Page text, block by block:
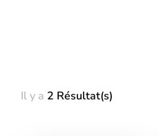
Il y a 2 Résultat(s)